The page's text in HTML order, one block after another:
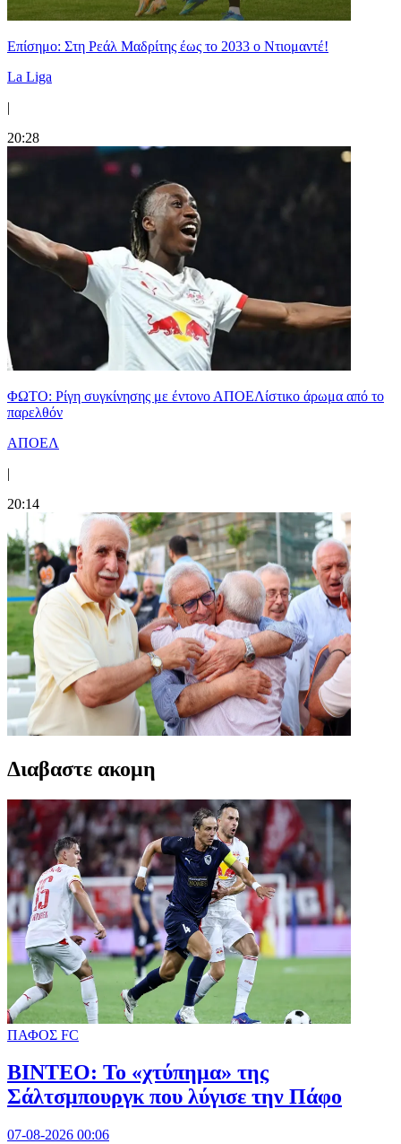
Επίσημο: Στη Ρεάλ Μαδρίτης έως το 2033 ο Ντιομαντέ!
La Liga
|
20:28
ΦΩΤΟ: Ρίγη συγκίνησης με έντονο ΑΠΟΕΛίστικο άρωμα από το
παρελθόν
ΑΠΟΕΛ
|
20:14
Διαβαστε ακομη
ΠΑΦΟΣ FC
ΒΙΝΤΕΟ: Το «χτύπημα» της
Σάλτσμπουργκ που λύγισε την Πάφο
07-08-2026 00:06